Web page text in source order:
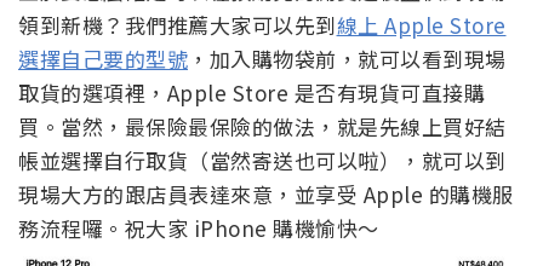
領到新機？我們推薦大家可以先到線上 Apple Store
選擇自己要的型號 ，加入購物袋前，就可以看到現場
取貨的選項裡，Apple Store 是否有現貨可直接購
買。當然，最保險最保險的做法，就是先線上買好結
帳並選擇自行取貨（當然寄送也可以啦），就可以到
現場大方的跟店員表達來意，並享受 Apple 的購機服
務流程囉。祝大家 iPhone 購機愉快～